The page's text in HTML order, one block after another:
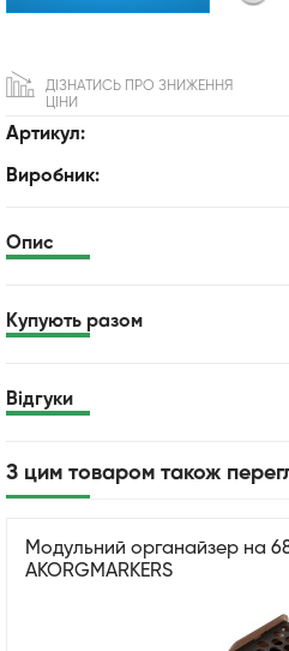
Артикул:
Виробник:
ДІЗНАТИСЬ ПРО ЗНИЖЕННЯ
ЦІНИ
Опис
Купують разом
Відгуки
З цим товаром також
Модульний органайзер на
AKORGMARKERS